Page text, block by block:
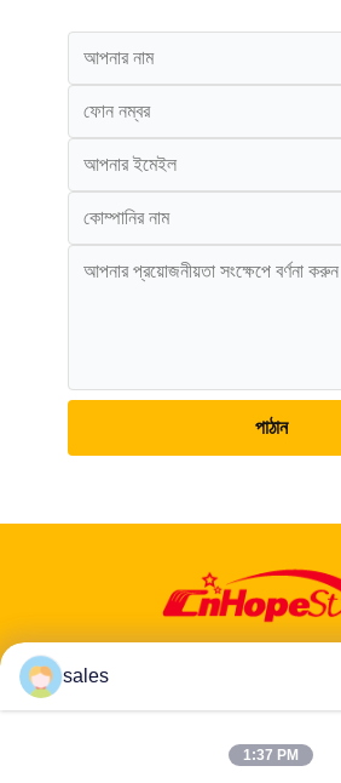
পাঠান
ঠিকানা: ৬০১-৬০৬, ৬ তলা, বিল্ডিং ই, ইউয়ানফেন
sales
1:37 PM